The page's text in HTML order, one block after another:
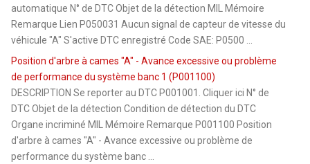
automatique N° de DTC Objet de la détection MIL Mémoire
Remarque Lien P050031 Aucun signal de capteur de vitesse du
véhicule "A" S'active DTC enregistré Code SAE: P0500 ...
Position d'arbre à cames "A" - Avance excessive ou problème
de performance du système banc 1 (P001100)
DESCRIPTION Se reporter au DTC P001001. Cliquer ici N° de
DTC Objet de la détection Condition de détection du DTC
Organe incriminé MIL Mémoire Remarque P001100 Position
d'arbre à cames "A" - Avance excessive ou problème de
performance du système banc ...